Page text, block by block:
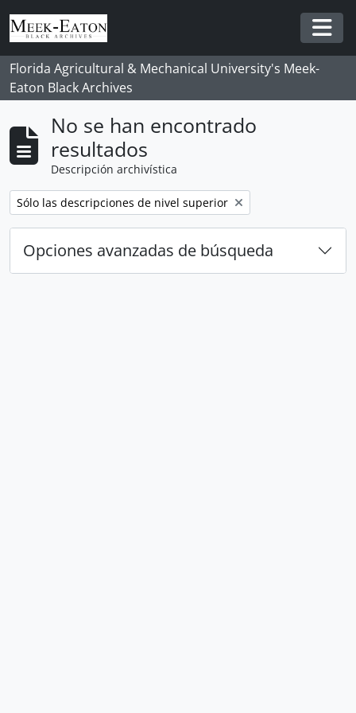
Skip to main content
Florida Agricultural & Mechanical University's Meek-
Eaton Black Archives
No se han encontrado
resultados
Descripción archivística
Remove filter:
Sólo las descripciones de nivel superior
Opciones avanzadas de búsqueda